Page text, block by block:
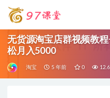
无货源淘宝店群视频教
松月入5000
淘宝 5 年前 0